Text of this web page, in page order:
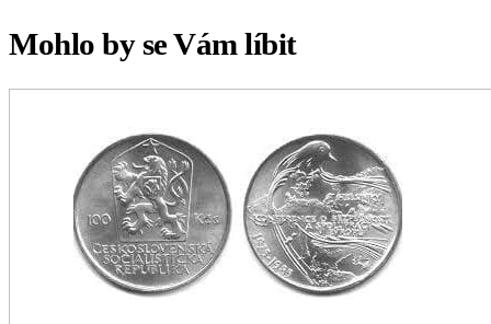
Mohlo by se Vám líbit